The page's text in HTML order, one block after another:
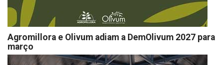
Agromillora e Olivum adiam a DemOlivum 2027 para
março